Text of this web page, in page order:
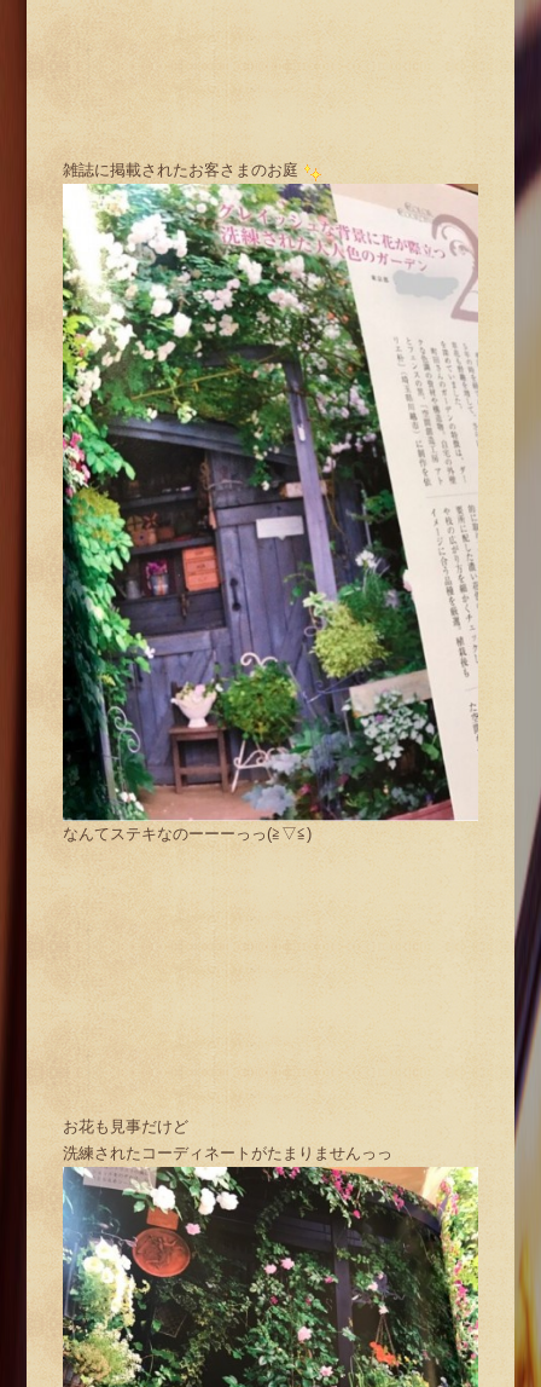
雑誌に掲載されたお客さまのお庭
なんてステキなのーーーっっ(≧▽≦)
お花も見事だけど
洗練されたコーディネートがたまりませんっっ